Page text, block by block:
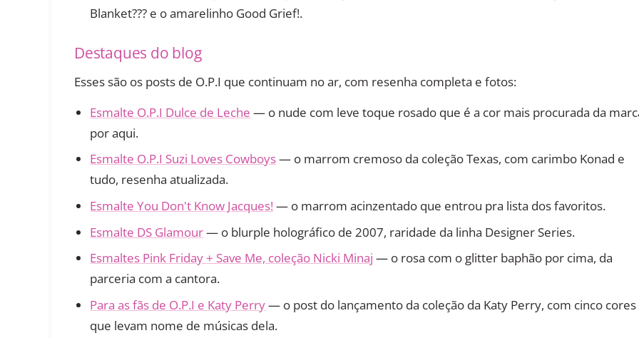
Blanket??? e o amarelinho Good Grief!.
Destaques do blog
Esses são os posts de O.P.I que continuam no ar, com resenha completa e fotos:
Esmalte O.P.I Dulce de Leche — o nude com leve toque rosado que é a cor mais procurada da
por aqui.
Esmalte O.P.I Suzi Loves Cowboys— o marrom cremoso da coleção Texas, com carimbo Konad e
tudo, resenha atualizada.
Esmalte You Don't Know Jacques! — o marrom acinzentado que entrou pra lista dos favoritos.
Esmalte DS Glamour— o blurple holográfico de 2007, raridade da linha Designer Series.
Esmaltes Pink Friday + Save Me, coleção Nicki Minaj — o rosa com o glitter baphão por cima, da
parceria com a cantora.
Para as fãs de O.P.I e Katy Perry— o post do lançamento da coleção da Katy Perry, com cinco cores
que levam nome de músicas dela.